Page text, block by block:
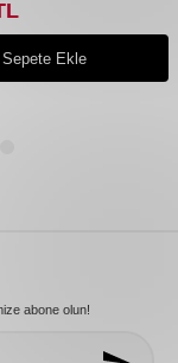
Sepete Ekle
abone olun!